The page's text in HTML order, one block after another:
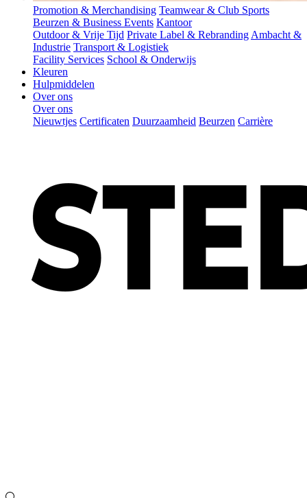
Promotion & Merchandising Teamwear & Club Sports
Beurzen & Business Events Kantoor
Outdoor & Vrije Tijd Private Label & Rebranding Ambacht &
Industrie Transport & Logistiek
Facility Services School & Onderwijs
Kleuren
Hulpmiddelen
Over ons
Over ons
Nieuwtjes Certificaten Duurzaamheid Beurzen Carrière